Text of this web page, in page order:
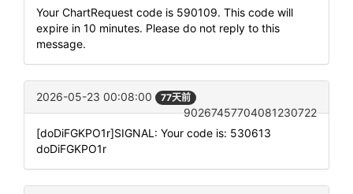
Your ChartRequest code is 590109. This code will
expire in 10 minutes. Please do not reply to this
message.
2026-05-23 00:08:00 77天前
90267457704081230722
[doDiFGKPO1r]SIGNAL: Your code is: 530613
doDiFGKPO1r